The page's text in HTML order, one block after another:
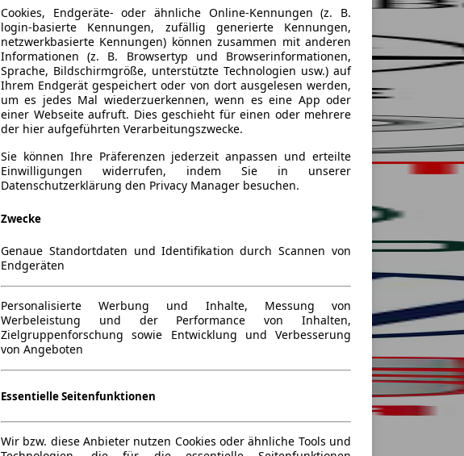
Cookies, Endgeräte- oder ähnliche Online-Kennungen (z. B.
login-basierte Kennungen, zufällig generierte Kennungen,
netzwerkbasierte Kennungen) können zusammen mit anderen
Informationen (z. B. Browsertyp und Browserinformationen,
Sprache, Bildschirmgröße, unterstützte Technologien usw.) auf
Ihrem Endgerät gespeichert oder von dort ausgelesen werden,
um es jedes Mal wiederzuerkennen, wenn es eine App oder
einer Webseite aufruft. Dies geschieht für einen oder mehrere
der hier aufgeführten Verarbeitungszwecke.
Sie können Ihre Präferenzen jederzeit anpassen und erteilte
Einwilligungen widerrufen, indem Sie in unserer
Datenschutzerklärung den Privacy Manager besuchen.
Zwecke
Genaue Standortdaten und Identifikation durch Scannen von
Endgeräten
Personalisierte Werbung und Inhalte, Messung von
Werbeleistung und der Performance von Inhalten,
Zielgruppenforschung sowie Entwicklung und Verbesserung
von Angeboten
Essentielle Seitenfunktionen
Wir bzw. diese Anbieter nutzen Cookies oder ähnliche Tools und